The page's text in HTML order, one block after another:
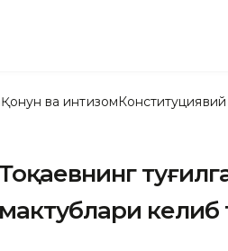
Қонун ва интизом